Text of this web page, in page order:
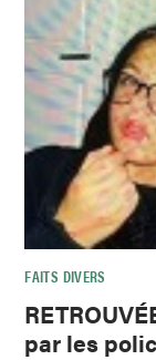
FAITS DIVERS
par les